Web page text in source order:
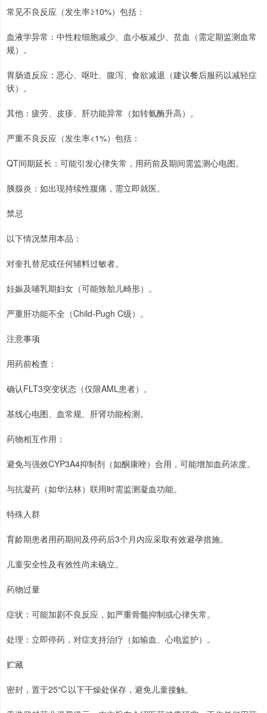
常见不良反应（发生率≥10%）包括：
血液学异常：中性粒细胞减少、血小板减少、贫血（需定期监测血常
规）。
胃肠道反应：恶心、呕吐、腹泻、食欲减退（建议餐后服药以减轻症
状）。
其他：疲劳、皮疹、肝功能异常（如转氨酶升高）。
严重不良反应（发生率<1%）包括：
QT间期延长：可能引发心律失常，用药前及期间需监测心电图。
胰腺炎：如出现持续性腹痛，需立即就医。
禁忌
以下情况禁用本品：
对奎扎替尼或任何辅料过敏者。
妊娠及哺乳期妇女（可能致胎儿畸形）。
严重肝功能不全（Child-Pugh C级）。
注意事项
用药前检查：
确认FLT3突变状态（仅限AML患者）。
基线心电图、血常规、肝肾功能检测。
药物相互作用：
避免与强效CYP3A4抑制剂（如酮康唑）合用，可能增加血药浓度。
与抗凝药（如华法林）联用时需监测凝血功能。
特殊人群
育龄期患者用药期间及停药后3个月内应采取有效避孕措施。
儿童安全性及有效性尚未确立。
药物过量
症状：可能加剧不良反应，如严重骨髓抑制或心律失常。
处理：立即停药，对症支持治疗（如输血、心电监护）。
贮藏
密封，置于25℃以下干燥处保存，避免儿童接触。